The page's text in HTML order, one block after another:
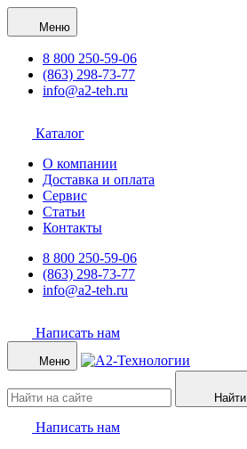
Меню
8 800 250-59-06
(863) 298-73-77
info@a2-teh.ru
Каталог
О компании
Доставка и оплата
Сервис
Статьи
Контакты
8 800 250-59-06
(863) 298-73-77
info@a2-teh.ru
Написать нам
Меню
Найти
Написать нам